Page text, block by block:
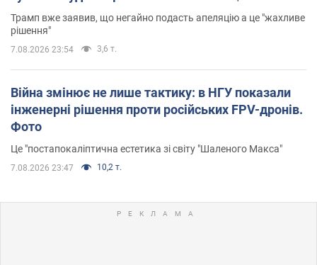
Трамп вже заявив, що негайно подасть апеляцію а це "жахливе
рішення"
7.08.2026 23:54 3,6 т.
Війна змінює не лише тактику: в НГУ показали
інженерні рішення проти російських FPV-дронів.
Фото
Це "постапокаліптична естетика зі світу "Шаленого Макса"
7.08.2026 23:47 10,2 т.